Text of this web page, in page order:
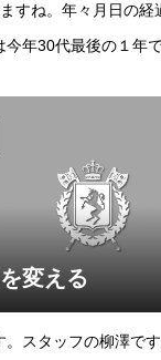
すね。年々月日の経
年30代最後の１年
、健康で平
変える
スタッフの柳澤で